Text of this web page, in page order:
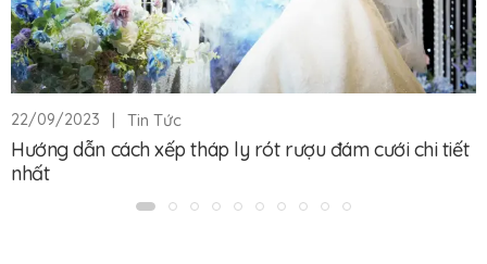
22/09/2023 | Tin Tức
Hướng dẫn cách xếp tháp ly rót rượu đám cưới chi tiết
nhất